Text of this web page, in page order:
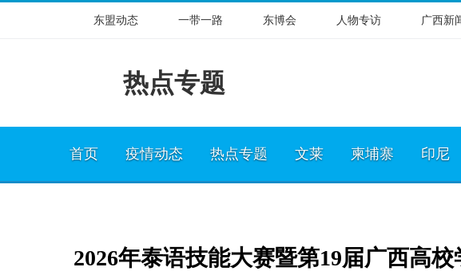
东盟动态 一带一路 东博会 人物专访 广西新
热点专题
首页 疫情动态 热点专题 文莱 柬埔寨 印尼
2026年泰语技能大赛暨第19届广西高